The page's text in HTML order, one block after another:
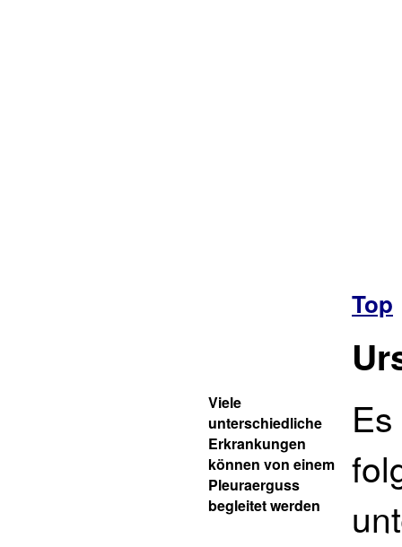
Top
Viele
unterschiedliche
Erkrankungen
können von einem
Pleuraerguss
begleitet werden